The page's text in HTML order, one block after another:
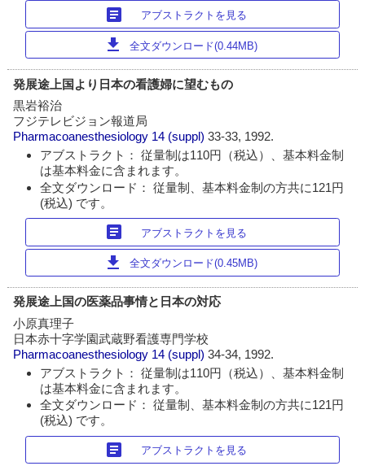
article アブストラクトを見る
download 全文ダウンロード(0.44MB)
発展途上国より日本の看護婦に望むもの
黒岩裕治
フジテレビジョン報道局
Pharmacoanesthesiology 14 (suppl)33-33, 1992.
アブストラクト： 従量制は110円（税込）、基本料金制
は基本料金に含まれます。
全文ダウンロード： 従量制、基本料金制の方共に121円
(税込) です。
article アブストラクトを見る
download 全文ダウンロード(0.45MB)
発展途上国の医薬品事情と日本の対応
小原真理子
日本赤十字学園武蔵野看護専門学校
Pharmacoanesthesiology 14 (suppl)34-34, 1992.
アブストラクト： 従量制は110円（税込）、基本料金制
は基本料金に含まれます。
全文ダウンロード： 従量制、基本料金制の方共に121円
(税込) です。
article アブストラクトを見る